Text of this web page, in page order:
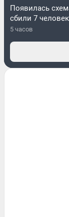
Появилась
сбили 7
5 часов